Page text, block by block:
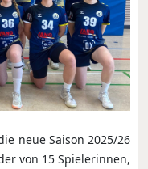
neue Saison 2025/26
von 15 Spielerinnen,